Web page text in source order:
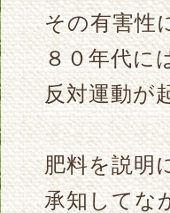
その有害性
８０年代に
反対運動が
肥料を説明
承知してな